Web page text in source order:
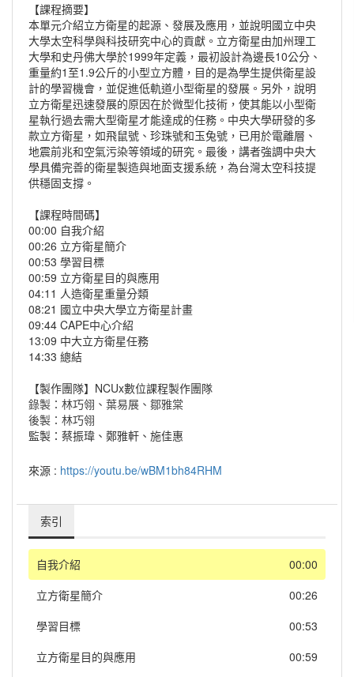
【課程摘要】
本單元介紹立方衛星的起源、發展及應用，並說明國立中央
大學太空科學與科技研究中心的貢獻。立方衛星由加州理工
大學和史丹佛大學於1999年定義，最初設計為邊長10公分、
重量約1至1.9公斤的小型立方體，目的是為學生提供衛星設
計的學習機會，並促進低軌道小型衛星的發展。另外，說明
立方衛星迅速發展的原因在於微型化技術，使其能以小型衛
星執行過去需大型衛星才能達成的任務。中央大學研發的多
款立方衛星，如飛鼠號、珍珠號和玉兔號，已用於電離層、
地震前兆和空氣污染等領域的研究。最後，講者強調中央大
學具備完善的衛星製造與地面支援系統，為台灣太空科技提
供穩固支撐。
【課程時間碼】
00:00 自我介紹
00:26 立方衛星簡介
00:53 學習目標
00:59 立方衛星目的與應用
04:11 人造衛星重量分類
08:21 國立中央大學立方衛星計畫
09:44 CAPE中心介紹
13:09 中大立方衛星任務
14:33 總結
【製作團隊】NCUx數位課程製作團隊
錄製：林巧翎、葉易展、鄒雅棠
後製：林巧翎
監製：蔡振瑋、鄭雅軒、施佳惠
來源 : https://youtu.be/wBM1bh84RHM
索引
00:00
自我介紹
00:26
立方衛星簡介
00:53
學習目標
00:59
立方衛星目的與應用